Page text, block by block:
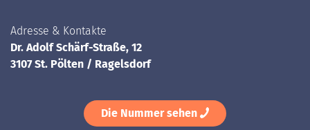
Adresse & Kontakte
Dr. Adolf Schärf-Straße, 12
3107 St. Pölten / Ragelsdorf
Die Nummer sehen